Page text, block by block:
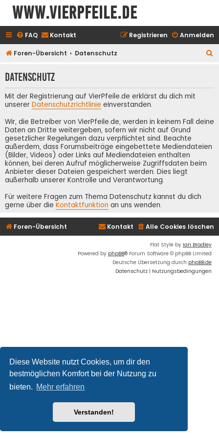
Diese Website nutzt Cookies, um dir den
bestmöglichen Komfort bei der Nutzung zu
bieten. Mehr erfahren
Verstanden!
www.vierpfeile.de
FAQ Kontakt Anmelden
Registrieren
Foren-Übersicht Datenschutz
h
Datenschutz
Mit der Registrierung auf VierPfeile.de erklärst du dich mit
unserer Datenschutzrichtlinie einverstanden.
Wir, die Betreiber von VierPfeile.de, werden in keinem Fall deine
Daten an Dritte weitergeben, sofern wir nicht auf Grund
gesetzlicher Regelungen dazu verpflichtet sind. Beachte
außerdem, dass Forumsbeiträge eingebettete Mediendateien
(Bilder, Videos) oder Links auf Mediendateien enthalten
können, bei deren Aufruf möglicherweise Zugriffsdaten beim
Anbieter dieser Dateien gespeichert werden. Dies liegt
außerhalb unserer Kontrolle und Verantwortung.
Für weitere Fragen zum Thema Datenschutz kannst du dich
gerne über die Kontaktfunktion an uns wenden.
Foren-Übersicht Alle Cookies löschen
Kontakt
Flat Style by Ian Bradley
Powered by phpBB® Forum Software © phpBB Limited
Deutsche Übersetzung durch phpBB.de
Datenschutz | Nutzungsbedingungen